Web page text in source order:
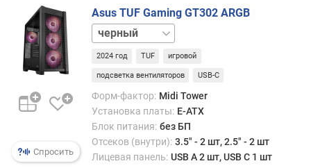
в
ы
с
о
а
л
е
Спросить
Asus TUF Gaming GT302 ARGB
белый
2024 год TUF игровой
подсветка вентиляторов USB-C
Форм-фактор: Midi Tower
Установка платы: E-ATX
Блок питания: без БП
Отсеков (внутри): 3.5" - 2 шт, 2.5" - 2 шт
Лицевая панель: USB A 2 шт, USB C 1 шт